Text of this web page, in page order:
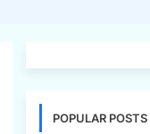
POPULAR POSTS